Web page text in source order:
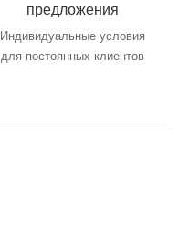
предложения
Индивидуальные условия
для постоянных клиентов